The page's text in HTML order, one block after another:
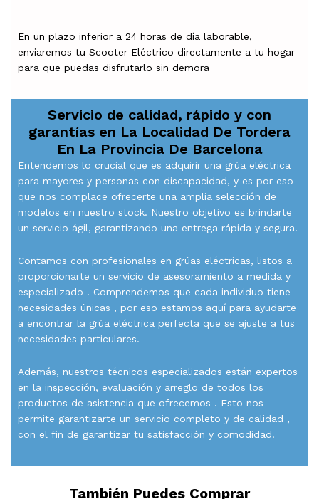
En un plazo inferior a 24 horas de día laborable,
enviaremos tu Scooter Eléctrico directamente a tu hogar
para que puedas disfrutarlo sin demora
Servicio de calidad, rápido y con
garantías en La Localidad De Tordera
En La Provincia De Barcelona
Entendemos lo crucial que es adquirir una grúa eléctrica
para mayores y personas con discapacidad, y es por eso
que nos complace ofrecerte una amplia selección de
modelos en nuestro stock. Nuestro objetivo es brindarte
un servicio ágil, garantizando una entrega rápida y segura.
Contamos con profesionales en grúas eléctricas, listos a
proporcionarte un servicio de asesoramiento a medida y
especializado . Comprendemos que cada individuo tiene
necesidades únicas , por eso estamos aquí para ayudarte
a encontrar la grúa eléctrica perfecta que se ajuste a tus
necesidades particulares.
Además, nuestros técnicos especializados están expertos
en la inspección, evaluación y arreglo de todos los
productos de asistencia que ofrecemos . Esto nos
permite garantizarte un servicio completo y de calidad ,
con el fin de garantizar tu satisfacción y comodidad.
También Puedes Comprar